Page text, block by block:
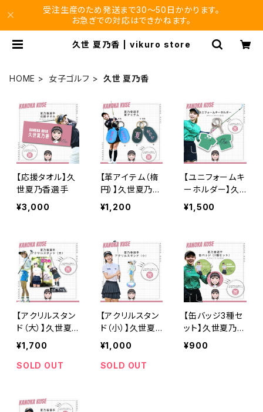
受注生産のため発送まで30〜50日かかります。
お急ぎでの対応はできかねます。
久世 夏乃香 | vikuro store
HOME 女子ゴルフ 久世 夏乃香
【応援タオル】久
世夏乃香選手
¥3,000
【革アイテム（楕
円）】久世夏乃香
選手
¥1,200
【ユニフォームキ
ーホルダー】久
世夏乃香選手
¥1,500
【アクリルスタン
ド（大）】久世夏
乃香選手
¥1,700
SOLD OUT
【アクリルスタン
ド（小）】久世夏
乃香選手
¥1,000
SOLD OUT
【缶バッジ3種セ
ット】久世夏乃香
選手
¥900